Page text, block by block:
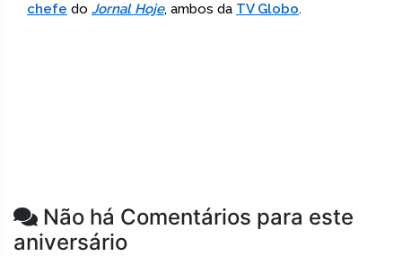
chefe do Jornal Hoje, ambos da TV Globo.
Não há Comentários para este
aniversário